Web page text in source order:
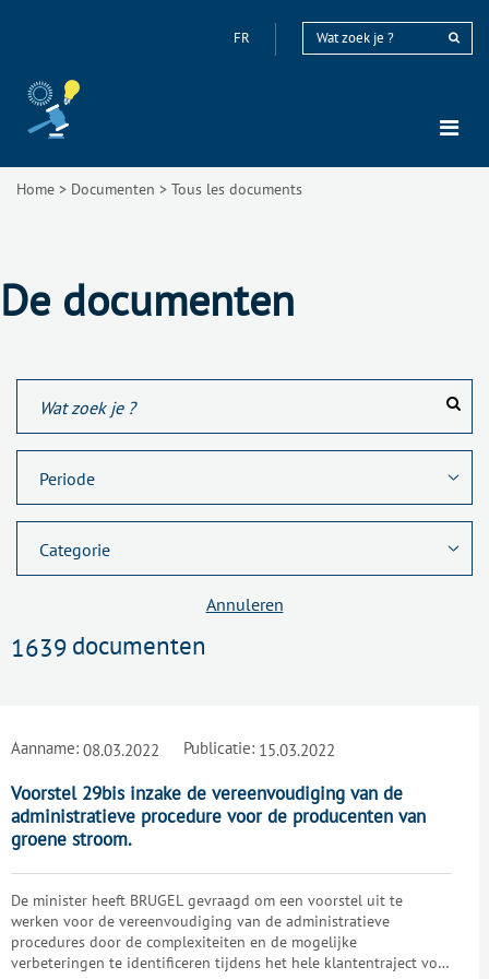
FR
Home > Documenten > Tous les documents
De documenten
Annuleren
1639 documenten
Aanname: 08.03.2022 Publicatie: 15.03.2022
Voorstel 29bis inzake de vereenvoudiging van de
administratieve procedure voor de producenten van
groene stroom.
De minister heeft BRUGEL gevraagd om een voorstel uit te
werken voor de vereenvoudiging van de administratieve
procedures door de complexiteiten en de mogelijke
verbeteringen te identificeren tijdens het hele klantentraject voor